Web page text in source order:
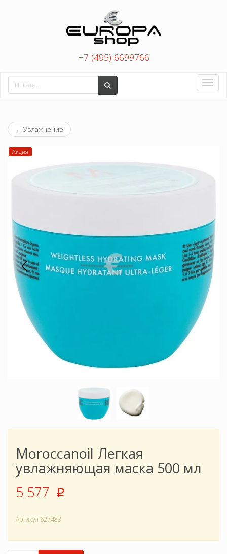
+7 (495) 6699766
Toggle
← Увлажнение
Акция
Moroccanoil Легкая
увлажняющая маска 500 мл
5 577 p
Артикул 627483